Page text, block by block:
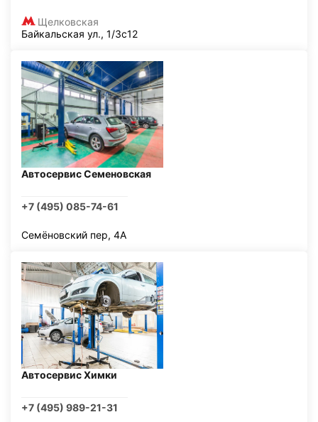
Щелковская
Байкальская ул., 1/3с12
Автосервис Семеновская
+7 (495) 085-74-61
Семёновский пер, 4А
Автосервис Химки
+7 (495) 989-21-31